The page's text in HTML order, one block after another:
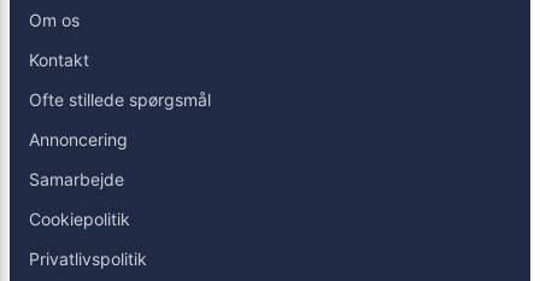
Om os
Kontakt
Ofte stillede spørgsmål
Annoncering
Samarbejde
Cookiepolitik
Privatlivspolitik